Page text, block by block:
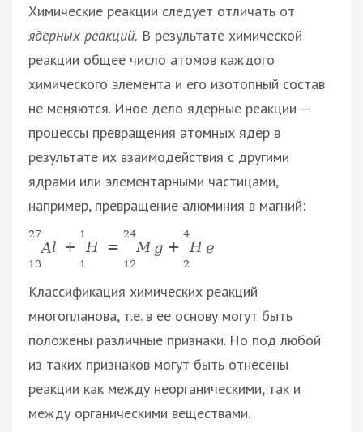
Химические реакции следует отличать от
ядерных реакций. В результате химической
реакции общее число атомов каждого
химического элемента и его изотопный состав
не меняются. Иное дело ядерные реакции —
процессы превращения атомных ядер в
результате их взаимодействия с другими
ядрами или элементарными частицами,
например, превращение алюминия в магний:
27
13
Al +
1
1
H =
24
12
M g +
4
2
He
Классификация химических реакций
многопланова, т.е. в ее основу могут быть
положены различные признаки. Но под любой
из таких признаков могут быть отнесены
реакции как между неорганическими, так и
между органическими веществами.